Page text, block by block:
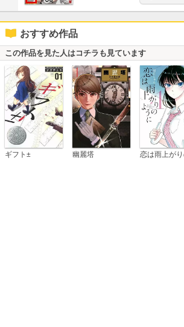
おすすめ作品
この作品を見た人はコチラも見ています
ギフト± 幽麗塔